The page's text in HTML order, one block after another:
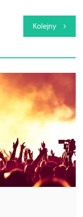
Kolejny